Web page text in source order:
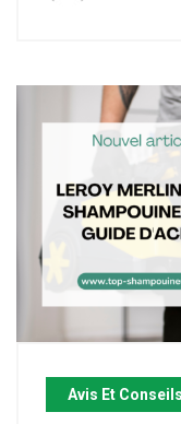
Avis Et